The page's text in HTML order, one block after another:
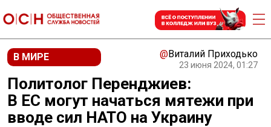
В МИРЕ @Виталий Приходько
23 июня 2024, 01:27
Политолог Перенджиев:
В ЕС могут начаться мятежи при
вводе сил НАТО на Украину